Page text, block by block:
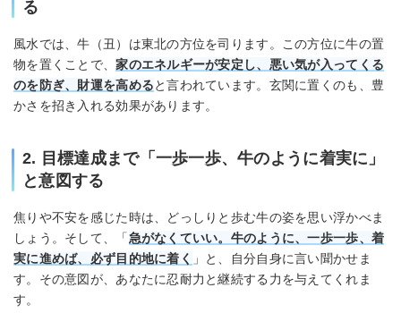
る
風水では、牛（丑）は東北の方位を司ります。この方位に牛の置
物を置くことで、家のエネルギーが安定し、悪い気が入ってくる
のを防ぎ、財運を高めると言われています。玄関に置くのも、豊
かさを招き入れる効果があります。
2. 目標達成まで「一歩一歩、牛のように着実に」
と意図する
焦りや不安を感じた時は、どっしりと歩む牛の姿を思い浮かべま
しょう。そして、「急がなくていい。牛のように、一歩一歩、着
実に進めば、必ず目的地に着く 」と、自分自身に言い聞かせま
す。その意図が、あなたに忍耐力と継続する力を与えてくれま
す。